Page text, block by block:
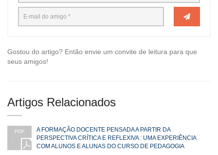
Gostou do artigo? Então envie um convite de leitura para que
seus amigos!
Artigos Relacionados
PDF
A FORMAÇÃO DOCENTE PENSADA A PARTIR DA
PERSPECTIVA CRÍTICA E REFLEXIVA : UMA EXPERIÊNCIA
COM ALUNOS E ALUNAS DO CURSO DE PEDAGOGIA